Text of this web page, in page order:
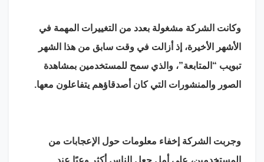
وكانت الشركة مشغولة بعدد من التغييرات المهمة في
الأشهر الأخيرة، إذ أزالت في وقت سابق من هذا الشهر
تبويب “المتابعة”، والذي سمح للمستخدمين بمشاهدة
الصور والمنشورات التي كان أصدقاؤهم يتفاعلون معها.
وجربت الشركة إخفاء معلومات حول الإعجابات من
المستخدمين، على أمل جعل الناس أكثر وعيًا عند